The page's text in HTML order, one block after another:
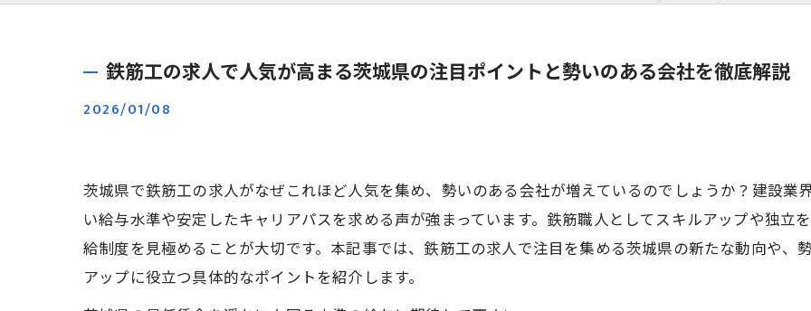
鉄筋工の求人で人気が高まる茨城県の注目ポイントと勢いのある会社を徹底解説
2026/01/08
茨城県で鉄筋工の求人がなぜこれほど人気を集め、勢いのある会社が増えているのでしょうか？建設
い給与水準や安定したキャリアパスを求める声が強まっています。鉄筋職人としてスキルアップや独立
給制度を見極めることが大切です。本記事では、鉄筋工の求人で注目を集める茨城県の新たな動向や、
アップに役立つ具体的なポイントを紹介します。